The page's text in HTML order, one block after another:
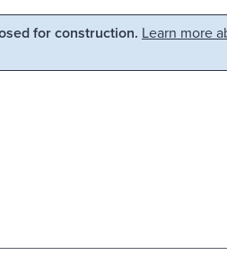
for construction. Learn more